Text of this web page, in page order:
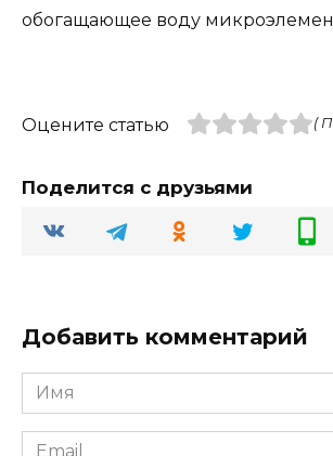
обогащающее воду
Оцените статью (
Поделится с друзьями
Добавить комментарий
Имя
Email